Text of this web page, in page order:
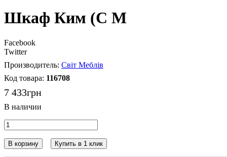
Шкаф Ким (С М
Facebook
Twitter
Світ Меблів
116708
7 433грн
В корзину Купить в 1 клик